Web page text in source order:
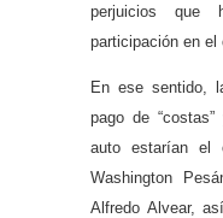
perjuicios que
participación en el
En ese sentido,
pago de
auto estarían el
Washington
Alfredo Alvear,